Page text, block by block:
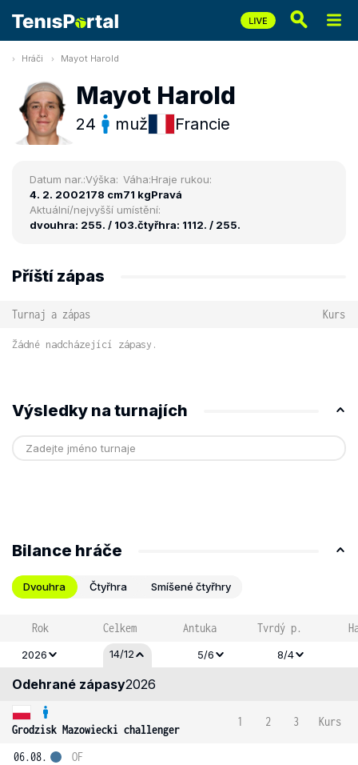
Hráči Mayot Harold
Mayot Harold
24 muž Francie
Datum nar.:
4. 2. 2002
Výška:
178 cm
Váha:
71 kg
Hraje rukou:
Pravá
Aktuální/nejvyšší umístění:
dvouhra: 255. / 103.čtyřhra: 1112. / 255.
Příští zápas
Turnaj a zápas Kurs
Žádné nadcházející zápasy.
Výsledky na turnajích
Bilance hráče
Dvouhra Čtyřhra Smíšené čtyřhry
Rok Celkem Antuka Tvrdý p.
2026 14/12 5/6 8/4
Odehrané zápasy2026
Grodzisk Mazowiecki challenger
1 2 3 Kurs
06.08.
OF